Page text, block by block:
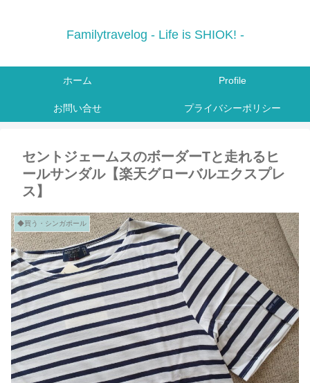
Familytravelog - Life is SHIOK! -
ホーム Profile
お問い合せ プライバシーポリシー
セントジェームスのボーダーTと走れるヒ
ールサンダル【楽天グローバルエクスプレ
ス】
◆買う・シンガポール